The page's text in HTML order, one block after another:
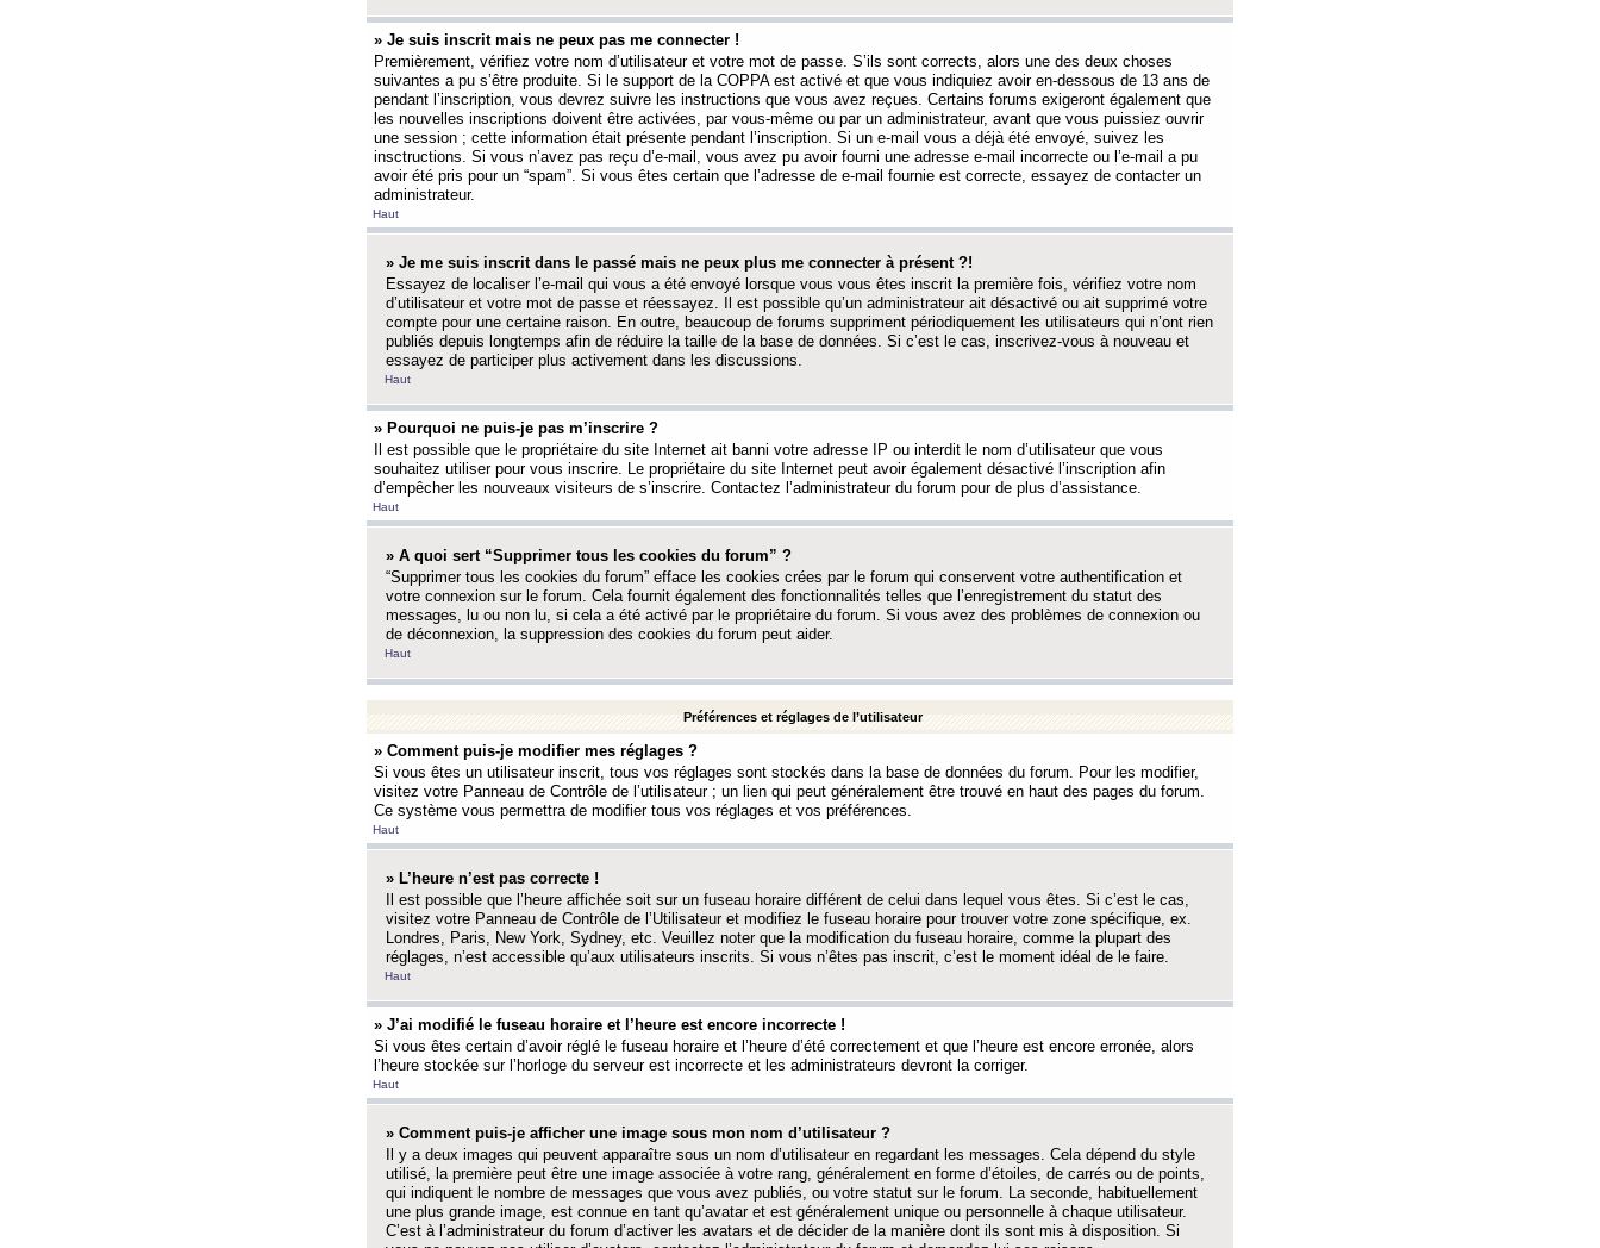
» Je suis inscrit mais ne peux pas me connecter !
Premièrement, vérifiez votre nom d’utilisateur et votre mot de passe. S’ils sont corrects, alors une des deux choses
suivantes a pu s’être produite. Si le support de la COPPA est activé et que vous indiquiez avoir en-dessous de 13 ans de
pendant l’inscription, vous devrez suivre les instructions que vous avez reçues. Certains forums exigeront également que
les nouvelles inscriptions doivent être activées, par vous-même ou par un administrateur, avant que vous puissiez ouvrir
une session ; cette information était présente pendant l’inscription. Si un e-mail vous a déjà été envoyé, suivez les
insctructions. Si vous n’avez pas reçu d’e-mail, vous avez pu avoir fourni une adresse e-mail incorrecte ou l’e-mail a pu
avoir été pris pour un “spam”. Si vous êtes certain que l’adresse de e-mail fournie est correcte, essayez de contacter un
administrateur.
Haut
» Je me suis inscrit dans le passé mais ne peux plus me connecter à présent ?!
Essayez de localiser l’e-mail qui vous a été envoyé lorsque vous vous êtes inscrit la première fois, vérifiez votre nom
d’utilisateur et votre mot de passe et réessayez. Il est possible qu’un administrateur ait désactivé ou ait supprimé votre
compte pour une certaine raison. En outre, beaucoup de forums suppriment périodiquement les utilisateurs qui n’ont rien
publiés depuis longtemps afin de réduire la taille de la base de données. Si c’est le cas, inscrivez-vous à nouveau et
essayez de participer plus activement dans les discussions.
Haut
» Pourquoi ne puis-je pas m’inscrire ?
Il est possible que le propriétaire du site Internet ait banni votre adresse IP ou interdit le nom d’utilisateur que vous
souhaitez utiliser pour vous inscrire. Le propriétaire du site Internet peut avoir également désactivé l’inscription afin
d’empêcher les nouveaux visiteurs de s’inscrire. Contactez l’administrateur du forum pour de plus d’assistance.
Haut
» A quoi sert “Supprimer tous les cookies du forum” ?
“Supprimer tous les cookies du forum” efface les cookies crées par le forum qui conservent votre authentification et
votre connexion sur le forum. Cela fournit également des fonctionnalités telles que l’enregistrement du statut des
messages, lu ou non lu, si cela a été activé par le propriétaire du forum. Si vous avez des problèmes de connexion ou
de déconnexion, la suppression des cookies du forum peut aider.
Haut
Préférences et réglages de l’utilisateur
» Comment puis-je modifier mes réglages ?
Si vous êtes un utilisateur inscrit, tous vos réglages sont stockés dans la base de données du forum. Pour les modifier,
visitez votre Panneau de Contrôle de l’utilisateur ; un lien qui peut généralement être trouvé en haut des pages du forum.
Ce système vous permettra de modifier tous vos réglages et vos préférences.
Haut
» L’heure n’est pas correcte !
Il est possible que l’heure affichée soit sur un fuseau horaire différent de celui dans lequel vous êtes. Si c’est le cas,
visitez votre Panneau de Contrôle de l’Utilisateur et modifiez le fuseau horaire pour trouver votre zone spécifique, ex.
Londres, Paris, New York, Sydney, etc. Veuillez noter que la modification du fuseau horaire, comme la plupart des
réglages, n’est accessible qu’aux utilisateurs inscrits. Si vous n’êtes pas inscrit, c’est le moment idéal de le faire.
Haut
» J’ai modifié le fuseau horaire et l’heure est encore incorrecte !
Si vous êtes certain d’avoir réglé le fuseau horaire et l’heure d’été correctement et que l’heure est encore erronée, alors
l’heure stockée sur l’horloge du serveur est incorrecte et les administrateurs devront la corriger.
Haut
» Comment puis-je afficher une image sous mon nom d’utilisateur ?
Il y a deux images qui peuvent apparaître sous un nom d’utilisateur en regardant les messages. Cela dépend du style
utilisé, la première peut être une image associée à votre rang, généralement en forme d’étoiles, de carrés ou de points,
qui indiquent le nombre de messages que vous avez publiés, ou votre statut sur le forum. La seconde, habituellement
une plus grande image, est connue en tant qu’avatar et est généralement unique ou personnelle à chaque utilisateur.
C’est à l’administrateur du forum d’activer les avatars et de décider de la manière dont ils sont mis à disposition. Si